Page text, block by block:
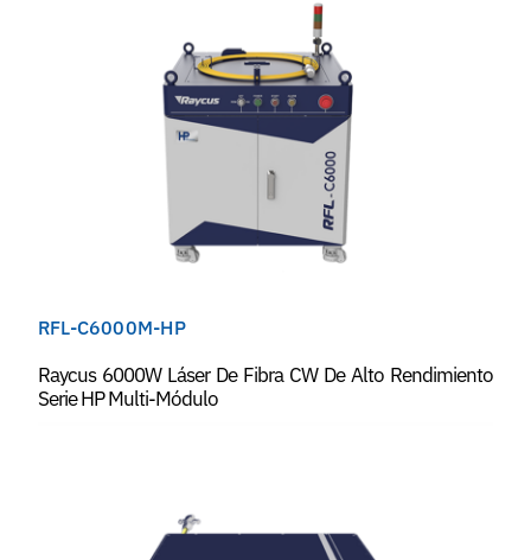
RFL-C6000M-HP
Raycus 6000W Láser De Fibra CW De Alto Rendimiento
Serie HP Multi-Módulo